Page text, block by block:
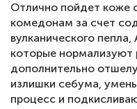
Отлично пойдет коже
комедонам за счет
вулканического пепла,
которые нормализуют
дополнительно
излишки себума,
процесс и